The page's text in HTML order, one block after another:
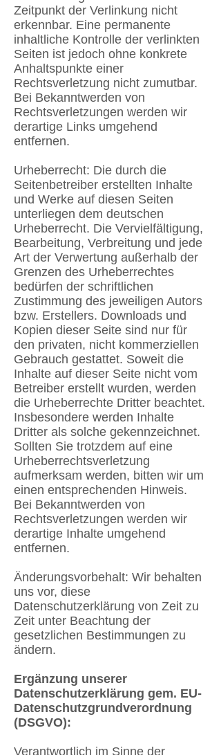
Zeitpunkt der Verlinkung nicht
erkennbar. Eine permanente
inhaltliche Kontrolle der verlinkten
Seiten ist jedoch ohne konkrete
Anhaltspunkte einer
Rechtsverletzung nicht zumutbar.
Bei Bekanntwerden von
Rechtsverletzungen werden wir
derartige Links umgehend
entfernen.
Urheberrecht: Die durch die
Seitenbetreiber erstellten Inhalte
und Werke auf diesen Seiten
unterliegen dem deutschen
Urheberrecht. Die Vervielfältigung,
Bearbeitung, Verbreitung und jede
Art der Verwertung außerhalb der
Grenzen des Urheberrechtes
bedürfen der schriftlichen
Zustimmung des jeweiligen Autors
bzw. Erstellers. Downloads und
Kopien dieser Seite sind nur für
den privaten, nicht kommerziellen
Gebrauch gestattet. Soweit die
Inhalte auf dieser Seite nicht vom
Betreiber erstellt wurden, werden
die Urheberrechte Dritter beachtet.
Insbesondere werden Inhalte
Dritter als solche gekennzeichnet.
Sollten Sie trotzdem auf eine
Urheberrechtsverletzung
aufmerksam werden, bitten wir um
einen entsprechenden Hinweis.
Bei Bekanntwerden von
Rechtsverletzungen werden wir
derartige Inhalte umgehend
entfernen.
Änderungsvorbehalt: Wir behalten
uns vor, diese
Datenschutzerklärung von Zeit zu
Zeit unter Beachtung der
gesetzlichen Bestimmungen zu
ändern.
Ergänzung unserer
Datenschutzerklärung gem. EU-
Datenschutzgrundverordnung
(DSGVO):
Verantwortlich im Sinne der